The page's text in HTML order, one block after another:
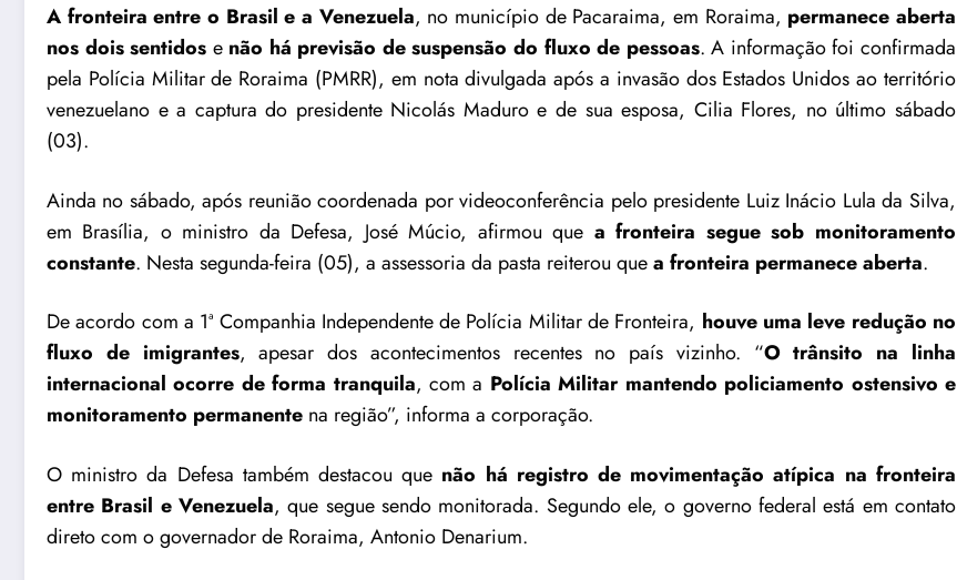
A fronteira entre o Brasil e a Venezuela, no município de Pacaraima, em Roraima, permanece aberta
nos dois sentidos enão há previsão de suspensão do fluxo de pessoas. A informação foi confirmada
pela Polícia Militar de Roraima (PMRR), em nota divulgada após a invasão dos Estados Unidos ao território
venezuelano e a captura do presidente Nicolás Maduro e de sua esposa, Cilia Flores, no último sábado
(03).
Ainda no sábado, após reunião coordenada por videoconferência pelo presidente Luiz Inácio Lula da Silva,
em Brasília, o ministro da Defesa, José Múcio, afirmou que a fronteira segue sob monitoramento
constante. Nesta segunda-feira (05), a assessoria da pasta reiterou quea fronteira permanece aberta.
De acordo com a 1ª Companhia Independente de Polícia Militar de Fronteira, houve uma leve redução no
fluxo de imigrantes, apesar dos acontecimentos recentes no país vizinho. “O trânsito na linha
internacional ocorre de forma tranquila, com a Polícia Militar mantendo policiamento ostensivo e
monitoramento permanente na região”, informa a corporação.
O ministro da Defesa também destacou que não há registro de movimentação atípica na fronteira
entre Brasil e Venezuela, que segue sendo monitorada. Segundo ele, o governo federal está em contato
direto com o governador de Roraima, Antonio Denarium.